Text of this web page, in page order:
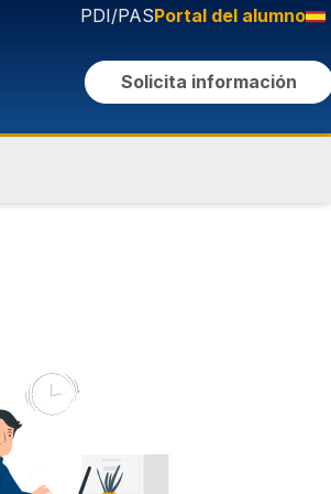
PDI/PASPortal del alumno
Solicita información